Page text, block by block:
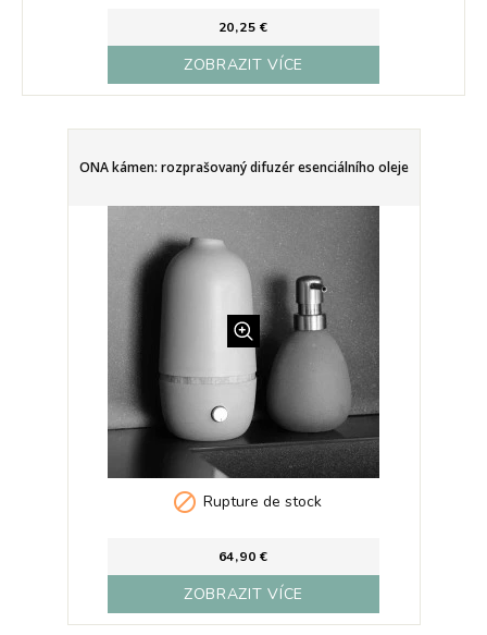
20,25 €
ZOBRAZIT VÍCE
ONA kámen: rozprašovaný difuzér esenciálního oleje
 Rupture de stock
64,90 €
ZOBRAZIT VÍCE